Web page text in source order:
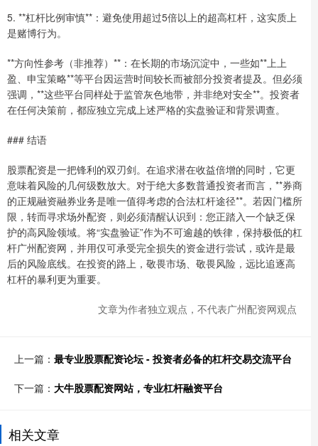
5. **杠杆比例审慎**：避免使用超过5倍以上的超高杠杆，这实质上
是赌博行为。
**方向性参考（非推荐）**：在长期的市场沉淀中，一些如**上上
盈、申宝策略**等平台因运营时间较长而被部分投资者提及。但必须
强调，**这些平台同样处于监管灰色地带，并非绝对安全**。投资者
在任何决策前，都应独立完成上述严格的实盘验证和背景调查。
### 结语
股票配资是一把锋利的双刃剑。在追求潜在收益倍增的同时，它更
意味着风险的几何级数放大。对于绝大多数普通投资者而言，**券商
的正规融资融券业务是唯一值得考虑的合法杠杆途径**。若因门槛所
限，转而寻求场外配资，则必须清醒认识到：您正踏入一个缺乏保
护的高风险领域。将“实盘验证”作为不可逾越的铁律，保持极低的杠
杆广州配资网，并用仅可承受完全损失的资金进行尝试，或许是最
后的风险底线。在投资的路上，敬畏市场、敬畏风险，远比追逐高
杠杆的暴利更为重要。
文章为作者独立观点，不代表广州配资网观点
上一篇： 最专业股票配资论坛 - 投资者必备的杠杆交易交流平台
下一篇： 大牛股票配资网站，专业杠杆融资平台
相关文章